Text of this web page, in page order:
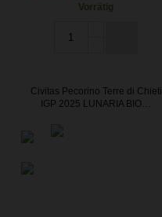
Vorrätig
Civitas Pecorino Terre di Chieti
IGP 2025 LUNARIA BIO…